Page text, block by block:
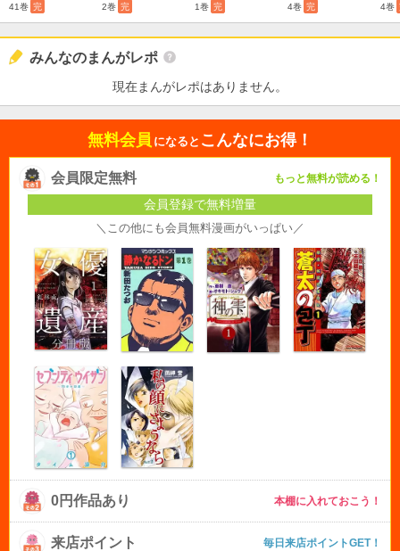
41巻 完 2巻 完 1巻 完 4巻 完 4巻
みんなのまんがレポ
現在まんがレポはありません。
無料会員 になると こんなにお得！
会員限定無料 もっと無料が読める！
会員登録で無料増量
＼この他にも会員無料漫画がいっぱい／
0円作品あり 本棚に入れておこう！
来店ポイント 毎日来店ポイントGET！